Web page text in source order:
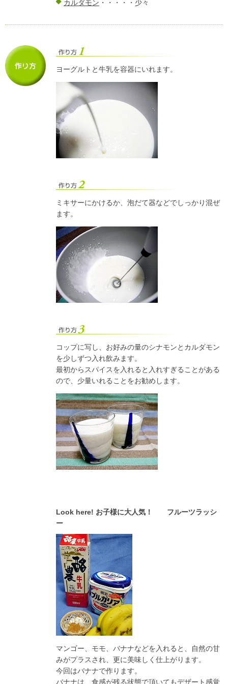
カルダモン ・・・・・少々
ヨーグルトと牛乳を容器にいれます。
ミキサーにかけるか、泡だて器などでしっかり混ぜ
ます。
コップに写し、お好みの量のシナモンとカルダモン
を少しずつ入れ飲みます。
最初からスパイスを入れると入れすぎることがある
ので、少量いれることをお勧めします。
Look here! お子様に大人気！ フルーツラッシ
ー
マンゴー、モモ、バナナなどを入れると、自然の甘
みがプラスされ、更に美味しく仕上がります。
今回はバナナで作ります。
バナナは、食感が残る状態で頂いてもデザート感覚